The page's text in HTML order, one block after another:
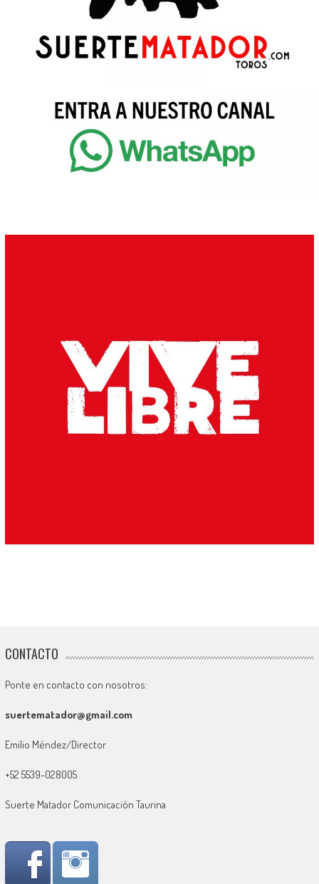
CONTACTO
Ponte en contacto con nosotros:
suertematador@gmail.com
Emilio Méndez/Director
+52 5539-028005
Suerte Matador Comunicación Taurina